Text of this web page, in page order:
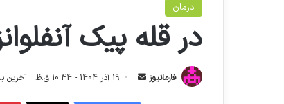
درمان
در قله پیک
فارمانیوز 19 آذر 1404 - 10:44 ق.ظ آخرین به روز